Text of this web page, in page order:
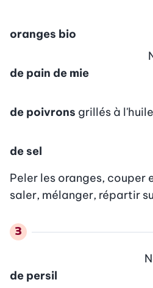
oranges bio
de pain de mie
de poivrons grillés à
de sel
Peler les oranges, couper
saler, mélanger, répartir
de persil